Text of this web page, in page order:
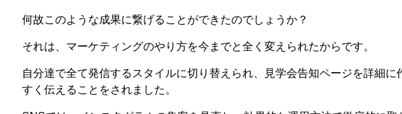
何故このような成果に繋げることができたのでしょうか？
それは、マーケティングのやり方を今までと全く変えられたからです。
自分達で全て発信するスタイルに切り替えられ、見学会告知ページを詳細
すく伝えることをされました。